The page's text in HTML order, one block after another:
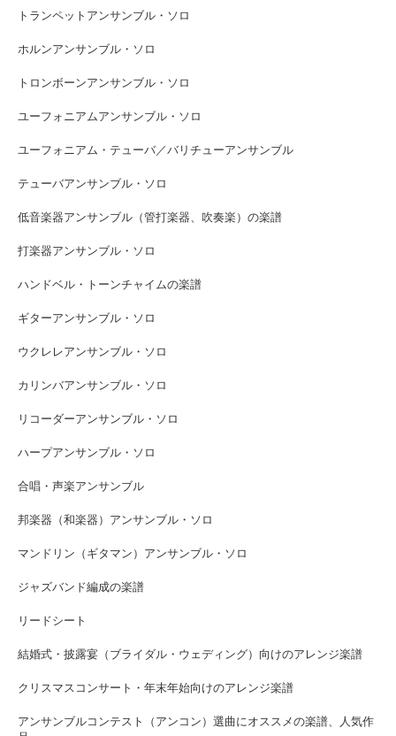
トランペットアンサンブル・ソロ
ホルンアンサンブル・ソロ
トロンボーンアンサンブル・ソロ
ユーフォニアムアンサンブル・ソロ
ユーフォニアム・テューバ／バリチューアンサンブル
テューバアンサンブル・ソロ
低音楽器アンサンブル（管打楽器、吹奏楽）の楽譜
打楽器アンサンブル・ソロ
ハンドベル・トーンチャイムの楽譜
ギターアンサンブル・ソロ
ウクレレアンサンブル・ソロ
カリンバアンサンブル・ソロ
リコーダーアンサンブル・ソロ
ハープアンサンブル・ソロ
合唱・声楽アンサンブル
邦楽器（和楽器）アンサンブル・ソロ
マンドリン（ギタマン）アンサンブル・ソロ
ジャズバンド編成の楽譜
リードシート
結婚式・披露宴（ブライダル・ウェディング）向けのアレンジ楽譜
クリスマスコンサート・年末年始向けのアレンジ楽譜
アンサンブルコンテスト（アンコン）選曲にオススメの楽譜、人気作